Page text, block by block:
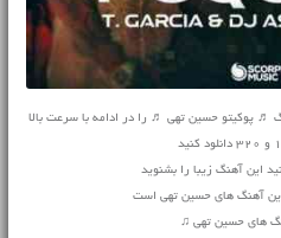
پوکیتو حسین تهی ♬ را در ادامه با سرعت بالا
این آهنگ زیبا را بشنوید
آهنگ های حسین تهی است
های حسین تهی ♫